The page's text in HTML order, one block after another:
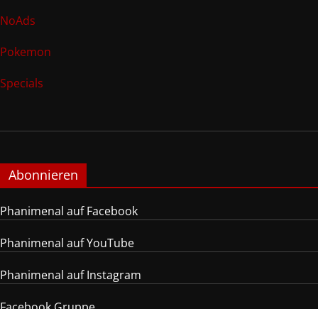
NoAds
Pokemon
Specials
Abonnieren
Phanimenal auf Facebook
Phanimenal auf YouTube
Phanimenal auf Instagram